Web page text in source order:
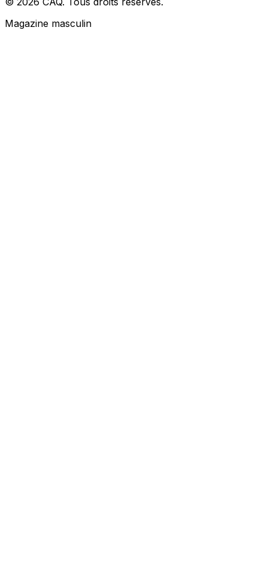
Magazine masculin